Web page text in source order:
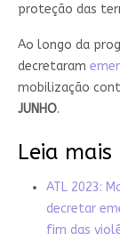
proteção das
Ao longo da
decretaram
mobilização
JUNHO.
Leia mais
ATL 2023:
decretar
fim das